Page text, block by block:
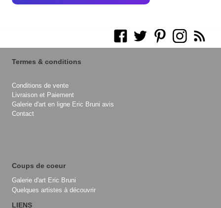
Termes & conditions
Conditions de vente
Livraison et Paiement
Galerie d'art en ligne Eric Bruni avis
Contact
Coups de coeur
Galerie d'art Eric Bruni
Quelques artistes à découvrir
LIENS